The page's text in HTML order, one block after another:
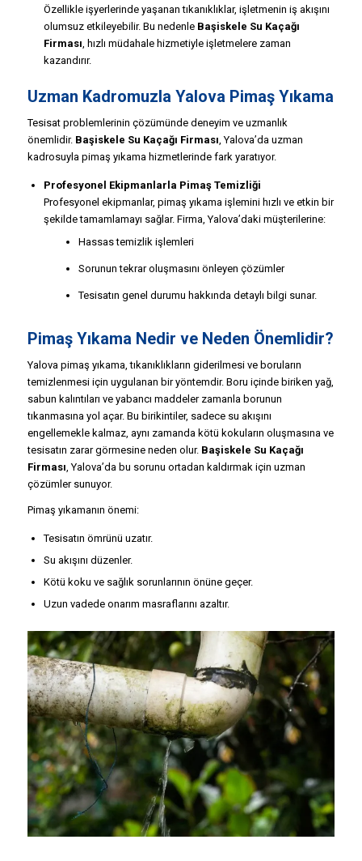
Özellikle işyerlerinde yaşanan tıkanıklıklar, işletmenin iş akışını
olumsuz etkileyebilir. Bu nedenle Başiskele Su Kaçağı
Firması , hızlı müdahale hizmetiyle işletmelere zaman
kazandırır.
Uzman Kadromuzla Yalova Pimaş Yıkama
Tesisat problemlerinin çözümünde deneyim ve uzmanlık
önemlidir. Başiskele Su Kaçağı Firması , Yalova’da uzman
kadrosuyla pimaş yıkama hizmetlerinde fark yaratıyor.
Profesyonel Ekipmanlarla Pimaş Temizliği
Profesyonel ekipmanlar, pimaş yıkama işlemini hızlı ve etkin bir
şekilde tamamlamayı sağlar. Firma, Yalova’daki müşterilerine:
Hassas temizlik işlemleri
Sorunun tekrar oluşmasını önleyen çözümler
Tesisatın genel durumu hakkında detaylı bilgi sunar.
Pimaş Yıkama Nedir ve Neden Önemlidir?
Yalova pimaş yıkama, tıkanıklıkların giderilmesi ve boruların
temizlenmesi için uygulanan bir yöntemdir. Boru içinde biriken yağ,
sabun kalıntıları ve yabancı maddeler zamanla borunun
tıkanmasına yol açar. Bu birikintiler, sadece su akışını
engellemekle kalmaz, aynı zamanda kötü kokuların oluşmasına ve
tesisatın zarar görmesine neden olur. Başiskele Su Kaçağı
Firması , Yalova’da bu sorunu ortadan kaldırmak için uzman
çözümler sunuyor.
Pimaş yıkamanın önemi:
Tesisatın ömrünü uzatır.
Su akışını düzenler.
Kötü koku ve sağlık sorunlarının önüne geçer.
Uzun vadede onarım masraflarını azaltır.